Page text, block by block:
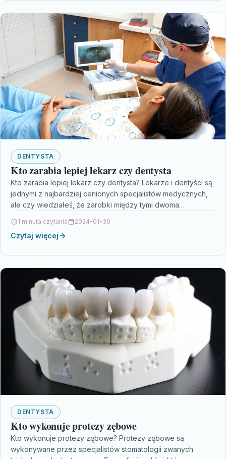
DENTYSTA
Kto zarabia lepiej lekarz czy dentysta
Kto zarabia lepiej lekarz czy dentysta? Lekarze i dentyści są
jednymi z najbardziej cenionych specjalistów medycznych,
ale czy wiedziałeś, że zarobki między tymi dwoma…
1 minuta czytania 2024-01-30
Czytaj więcej
DENTYSTA
Kto wykonuje protezy zębowe
Kto wykonuje protezy zębowe? Protezy zębowe są
wykonywane przez specjalistów stomatologii zwanych